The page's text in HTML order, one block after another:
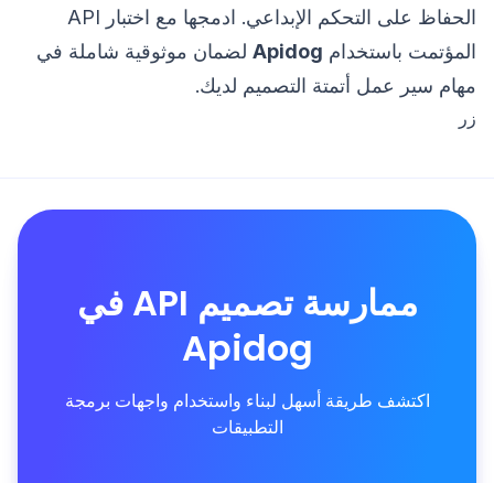
الحفاظ على التحكم الإبداعي. ادمجها مع اختبار API
المؤتمت باستخدام Apidog لضمان موثوقية شاملة في
مهام سير عمل أتمتة التصميم لديك.
زر
ممارسة تصميم API في
Apidog
اكتشف طريقة أسهل لبناء واستخدام واجهات برمجة
التطبيقات